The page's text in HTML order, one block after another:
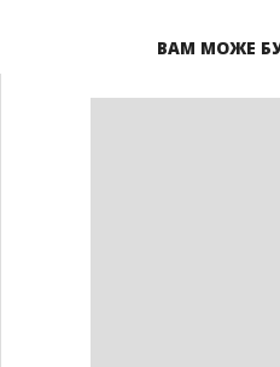
ВАМ МОЖЕ